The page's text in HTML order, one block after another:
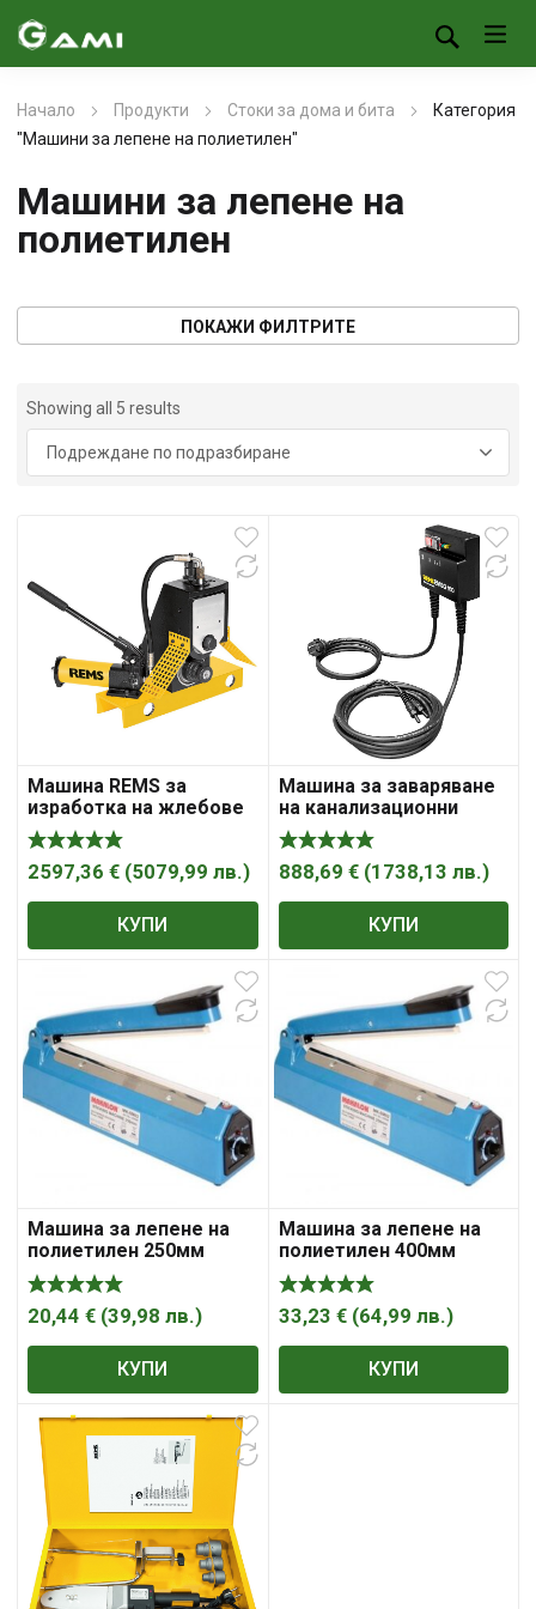
Начало Продукти Стоки за дома и бита
Категория
"Машини за лепене на полиетилен"
Машини за лепене на
полиетилен
ПОКАЖИ ФИЛТРИТЕ
Showing all 5 results
Машина REMS за
изработка на жлебове
за Magnum, Tornado ф 8
„, Rollnut
2597,36 € (5079,99 лв.)
КУПИ
Машина за заваряване
на канализационни
тръби с електромуфи
1150 W, 40-160 мм, EMSG
160 , REMS
888,69 € (1738,13 лв.)
КУПИ
Машина за лепене на
полиетилен 250мм
350W MK-SM02
20,44 € (39,98 лв.)
КУПИ
Машина за лепене на
полиетилен 400мм
600W MK-SM03
33,23 € (64,99 лв.)
КУПИ